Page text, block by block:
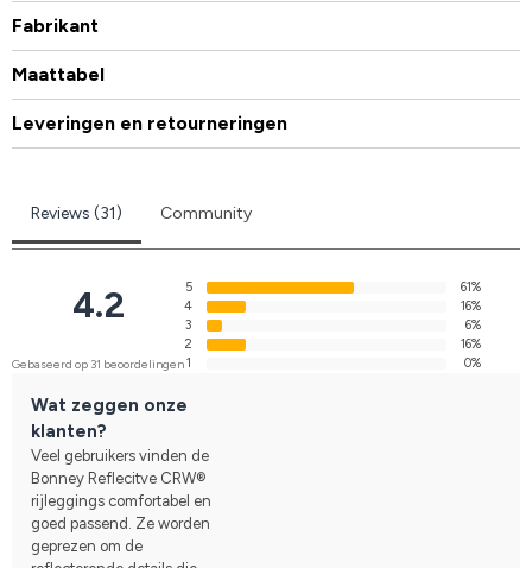
Fabrikant
Maattabel
Leveringen en retourneringen
Reviews (31) Community
4.2
Gebaseerd op 31 beoordelingen
5
61%
4
16%
3
6%
2
16%
1
0%
Wat zeggen onze
klanten?
Veel gebruikers vinden de
Bonney Reflecitve CRW®
rijleggings comfortabel en
goed passend. Ze worden
geprezen om de